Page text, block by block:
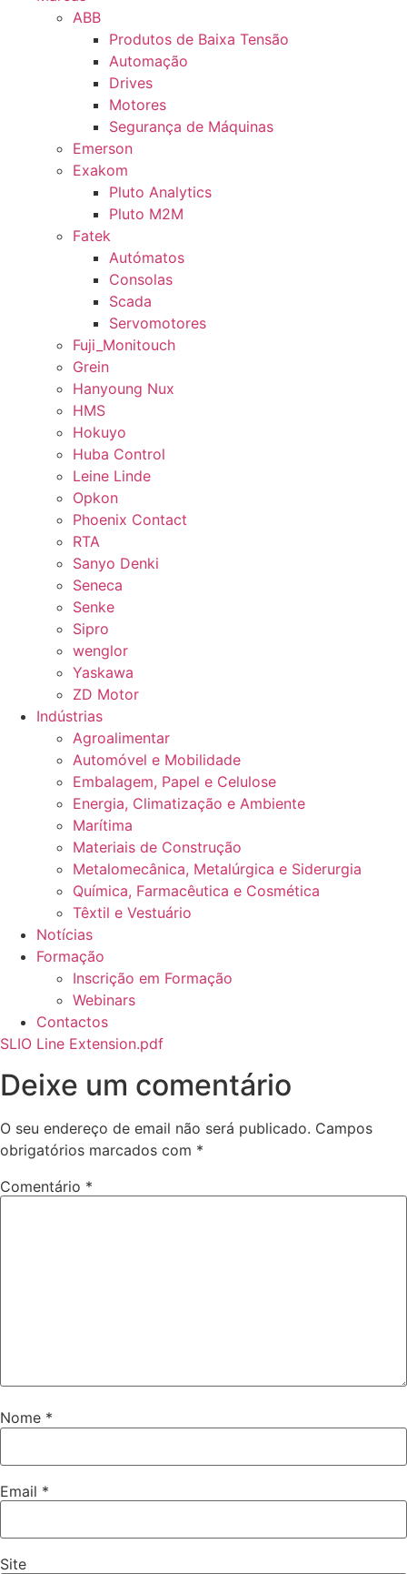
ABB
Produtos de Baixa Tensão
Automação
Drives
Motores
Segurança de Máquinas
Emerson
Exakom
Pluto Analytics
Pluto M2M
Fatek
Autómatos
Consolas
Scada
Servomotores
Fuji_Monitouch
Grein
Hanyoung Nux
HMS
Hokuyo
Huba Control
Leine Linde
Opkon
Phoenix Contact
RTA
Sanyo Denki
Seneca
Senke
Sipro
wenglor
Yaskawa
ZD Motor
Indústrias
Agroalimentar
Automóvel e Mobilidade
Embalagem, Papel e Celulose
Energia, Climatização e Ambiente
Marítima
Materiais de Construção
Metalomecânica, Metalúrgica e Siderurgia
Química, Farmacêutica e Cosmética
Têxtil e Vestuário
Notícias
Formação
Inscrição em Formação
Webinars
Contactos
SLIO Line Extension.pdf
Deixe um comentário
O seu endereço de email não será publicado. Campos
obrigatórios marcados com *
Comentário *
Nome *
Email *
Site